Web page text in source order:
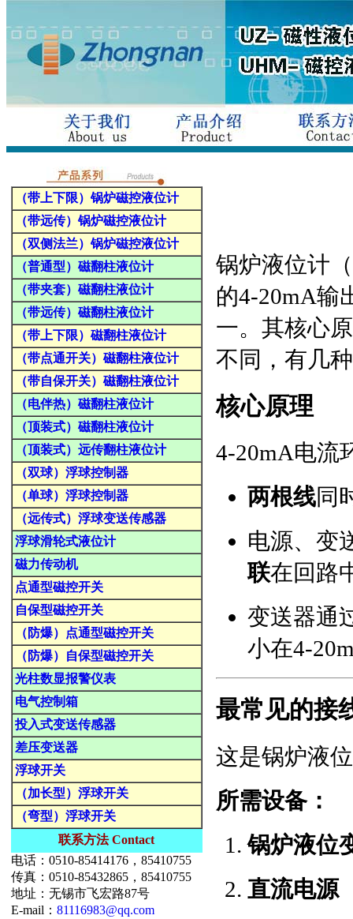
（带上下限）锅炉磁控液位计
（带远传）锅炉磁控液位计
（双侧法兰）锅炉磁控液位计
（普通型）磁翻柱液位计
（带夹套）磁翻柱液位计
（带远传）磁翻柱液位计
（带上下限）磁翻柱液位计
（带点通开关）磁翻柱液位计
（带自保开关）磁翻柱液位计
（电伴热）磁翻柱液位计
（顶装式）磁翻柱液位计
（顶装式）远传翻柱液位计
（双球）浮球控制器
（单球）浮球控制器
（远传式）浮球变送传感器
浮球滑轮式液位计
磁力传动机
点通型磁控开关
自保型磁控开关
（防爆）点通型磁控开关
（防爆）自保型磁控开关
光柱数显报警仪表
电气控制箱
投入式变送传感器
差压变送器
浮球开关
（加长型）浮球开关
（弯型）浮球开关
联系方法 Contact
电话：0510-85414176，85410755
传真：0510-85432865，85410755
地址：无锡市飞宏路87号
E-mail： 81116983@qq.com
锅炉液位计
的4-20mA输
一。其核心
不同，有几
核心原理
4-20mA电流
两根线同
电源、变
联在回路
变送器通
小在4-
最常见的接
这是锅炉液
所需设备：
锅炉液位
直流电源